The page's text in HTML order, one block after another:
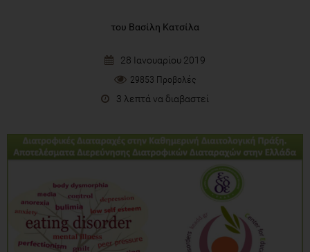
του Βασίλη Κατσίλα
28 Ιανουαρίου 2019
29853 Προβολές
3 λεπτά να διαβαστεί